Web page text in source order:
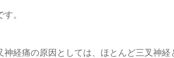
。
神経痛の原因としては、ほとんど三叉神